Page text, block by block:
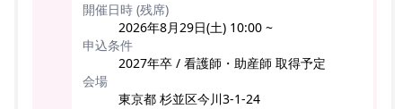
開催日時 (残席)
2026年8月29日(土) 10:00 ~
申込条件
2027年卒 / 看護師・助産師 取得予定
会場
東京都 杉並区今川3-1-24